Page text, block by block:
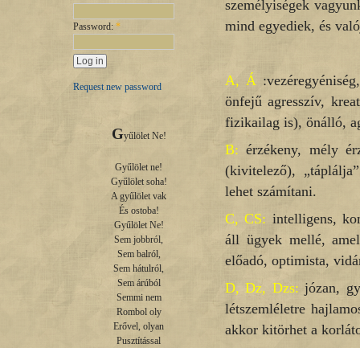
Password: *
Request new password
Gyűlölet Ne!
Gyűlölet ne!
Gyűlölet soha!
A gyűlölet vak
És ostoba!
Gyűlölet Ne!
Sem jobbról,
Sem balról,
Sem hátulról,
Sem árúból
Semmi nem
Rombol oly
Erővel, olyan
Pusztítással
személyiségek
mind egyediek, és
A, Á
önfejű agresszív,
fizikailag is), önálló,
B: érzékeny, mély
(kivitelező),
lehet számítani.
C, CS: intelligens,
áll ügyek mellé,
előadó, optimista,
D, Dz, Dzs: józan,
létszemléletre
akkor kitörhet a